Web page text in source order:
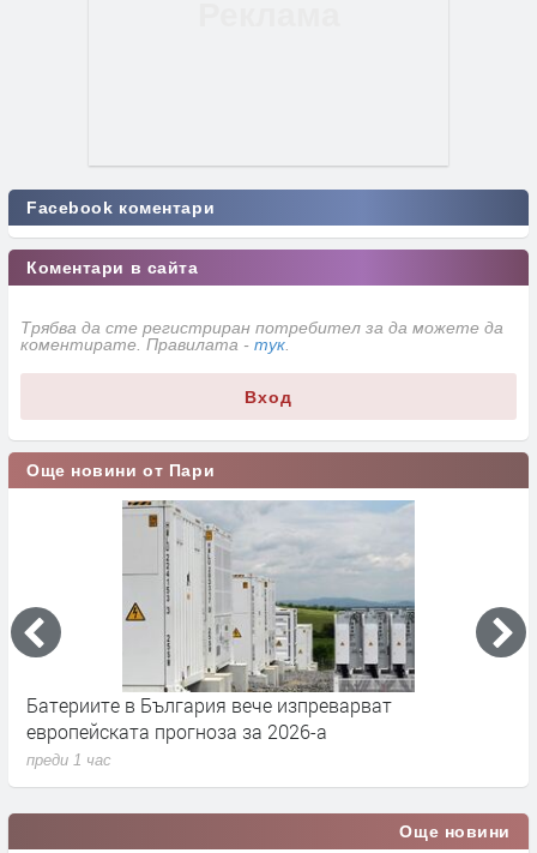
Facebook коментари
Коментари в сайта
Трябва да сте регистриран потребител за да можете да
коментирате. Правилата - тук
Вход
Още новини от Пари
Батериите в България вече изпреварват
европейската прогноза за 2026-а
преди 1 час
Още новини